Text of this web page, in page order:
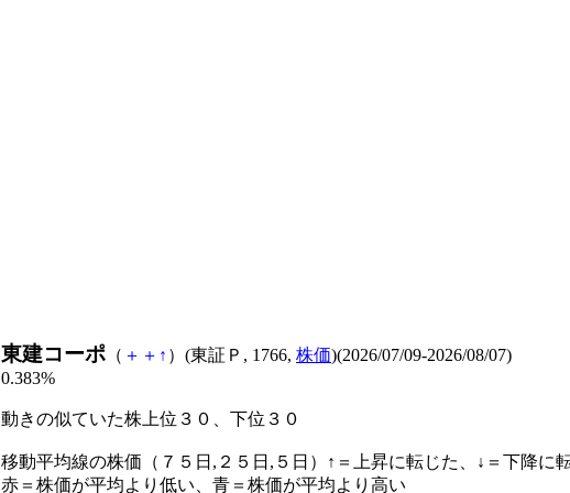
東建コーポ （ ＋ ＋ ↑ ）(東証Ｐ, 1766, 株価)(2026/07/09-2026/08/07)
0.383%
動きの似ていた株上位３０、下位３０
移動平均線の株価（７５日,２５日,５日）↑＝上昇に転じた、↓＝下降に
赤＝株価が平均より低い、青＝株価が平均より高い